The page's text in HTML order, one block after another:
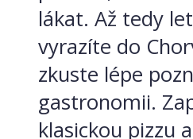
lákat. Až tedy
vyrazíte do
zkuste lépe
gastronomii.
klasickou pizzu